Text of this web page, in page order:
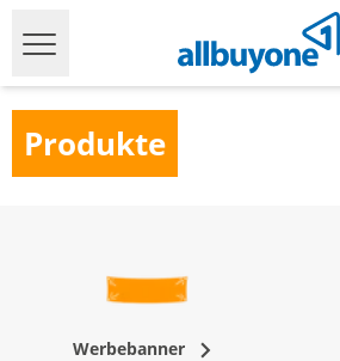
Produkte
Werbebanner